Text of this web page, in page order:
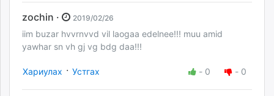
zochin · 2019/02/26
iim buzar hvvrnvvd vil laogaa edelnee!!! muu amid
yawhar sn vh gj vg bdg daa!!!
Хариулах · Устгах - 0 - 0